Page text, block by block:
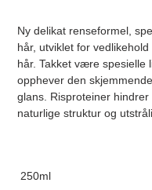
Ny delikat renseformel,
hår, utviklet for
hår. Takket være spesielle
opphever den
glans. Risproteiner
naturlige struktur og
250ml